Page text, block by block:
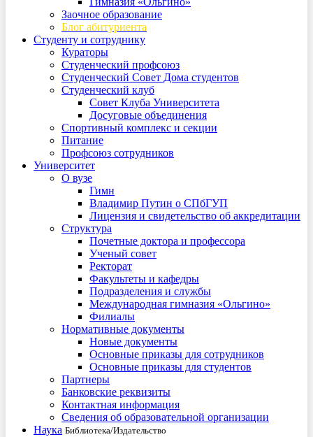
Заочное образование
Блог абитуриента
Студенту и сотруднику
Кураторы
Студенческий профсоюз
Студенческий Совет Дома студентов
Студенческий клуб
Совет Клуба Университета
Досуговые объединения
Спортивный комплекс и секции
Питание
Профсоюз сотрудников
Университет
О вузе
Гимн
Владимир Путин о СПбГУП
Лицензия и свидетельство об аккредитации
Структура
Почетные доктора и профессора
Ученый совет
Ректорат
Факультеты и кафедры
Подразделения и службы
Международная гимназия «Ольгино»
Филиалы
Нормативные документы
Новые документы
Основные приказы для сотрудников
Основные приказы для студентов
Партнеры
Банковские реквизиты
Контактная информация
Сведения об образовательной организации
Наука Библиотека/Издательство